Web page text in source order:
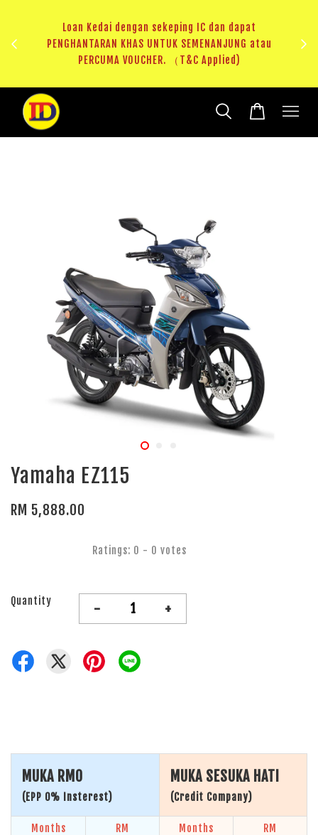
RM20 Voucher Khas untuk sparepart atau accessories
Yamaha EZ115
RM 5,888.00
Ratings: 0 - 0 votes
Quantity - +
MUKA RM0
(EPP 0% Insterest)
MUKA SESUKA HATI
(Credit Company)
Months RM Months RM